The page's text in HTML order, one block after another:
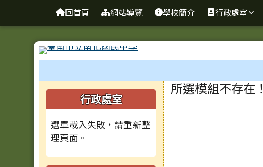
台南市南化國中全球資訊網
回首頁 網站導覽 學校簡介 行政處室
左邊區域內容
行政處室
選單載入失敗，請重新整
理頁面。
主內容區域
所選模組不存在！
頁尾區域